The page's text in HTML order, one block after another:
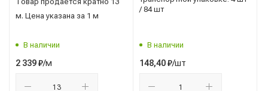
м. Цена указана за 1 м
В наличии
2 339₽/м
/ 84 шт
В наличии
148,40₽/шт